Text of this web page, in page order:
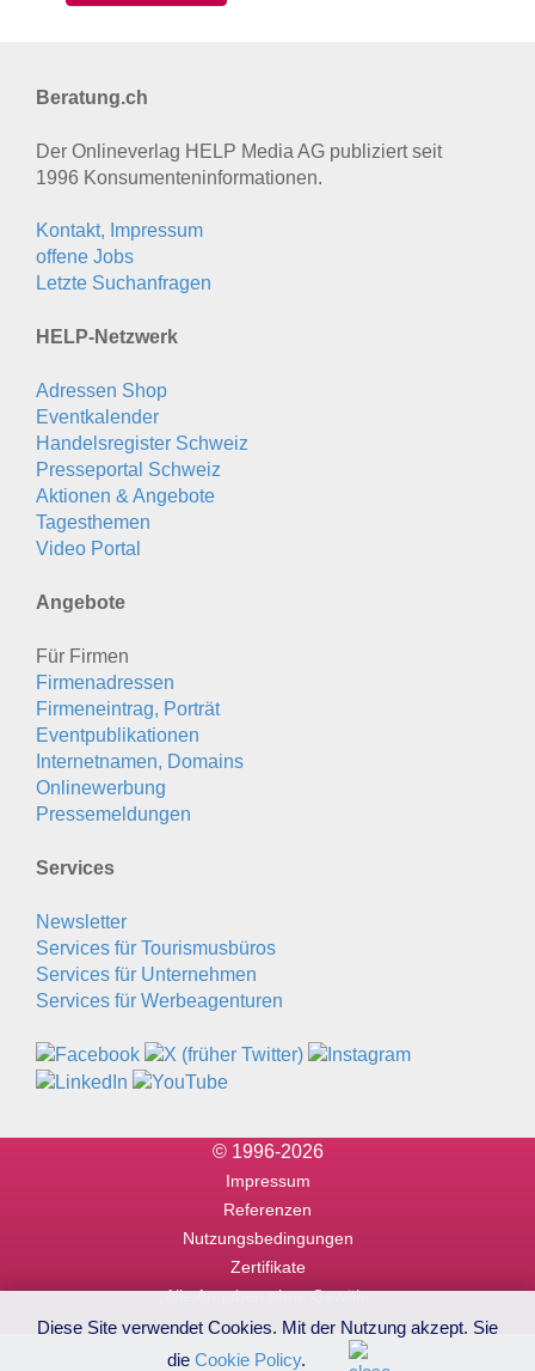
Beratung.ch
Der Onlineverlag HELP Media AG publiziert seit
1996 Konsumenten­informationen.
Kontakt, Impressum
offene Jobs
Letzte Suchanfragen
HELP-Netzwerk
Adressen Shop
Eventkalender
Handelsregister Schweiz
Presseportal Schweiz
Aktionen & Angebote
Tagesthemen
Video Portal
Angebote
Für Firmen
Firmenadressen
Firmeneintrag, Porträt
Eventpublikationen
Internetnamen, Domains
Onlinewerbung
Pressemeldungen
Services
Newsletter
Services für Tourismusbüros
Services für Unternehmen
Services für Werbeagenturen
© 1996-2026
Impressum
Referenzen
Nutzungsbedingungen
Zertifikate
Alle Angaben ohne Gewähr
Diese Site verwendet Cookies. Mit der Nutzung akzept. Sie
die Cookie Policy.